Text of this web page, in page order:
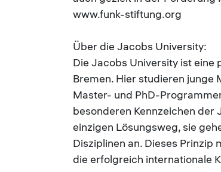
www.funk-stiftung.org
Über die Jacobs University:
Die Jacobs University ist
Bremen. Hier studieren junge
Master- und PhD-
besonderen Kennzeichen der
einzigen Lösungsweg, sie
Disziplinen an. Dieses
die erfolgreich internationale